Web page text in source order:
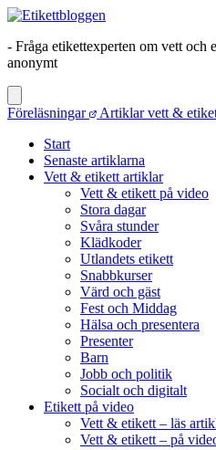
- Fråga etikettexperten om vett och
anonymt
Föreläsningar
Artiklar vett &
Start
Senaste artiklarna
Vett & etikett artiklar
Vett & etikett på video
Stora dagar
Svåra stunder
Klädkoder
Utlandets etikett
Snabbkurser
Värd och gäst
Fest och Middag
Hälsa och presentera
Presenter
Barn
Jobb och politik
Socialt och digitalt
Etikett på video
Vett & etikett – läs
Vett & etikett – på